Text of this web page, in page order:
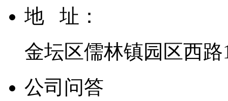
地 址：
金坛区儒林镇园区西路
公司问答